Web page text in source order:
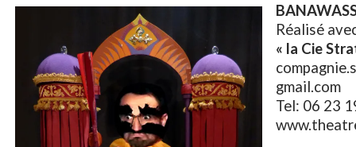
Réalisé
« la Cie
gmail.com
Tel: 06 23